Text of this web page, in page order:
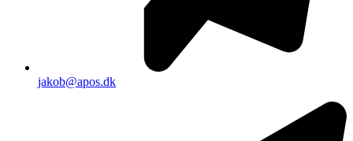
jakob@apos.dk